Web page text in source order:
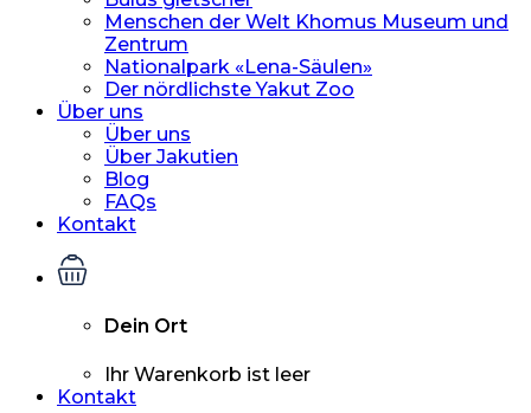
Menschen der Welt Khomus Museum und
Zentrum
Nationalpark «Lena-Säulen»
Der nördlichste Yakut Zoo
Über uns
Über uns
Über Jakutien
Blog
FAQs
Kontakt
Dein Ort
Ihr Warenkorb ist leer
Kontakt